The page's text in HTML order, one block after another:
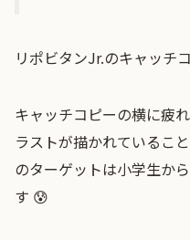
リポビタンJr.のキャッチ
キャッチコピーの横に疲
ラストが描かれているこ
のターゲットは小学生か
す 😰